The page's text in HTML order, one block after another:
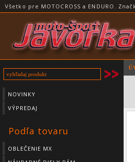
Všetko pre MOTOCROSS a ENDURO.
NOVINKY
VÝPREDAJ
Podľa tovaru
OBLEČENIE MX